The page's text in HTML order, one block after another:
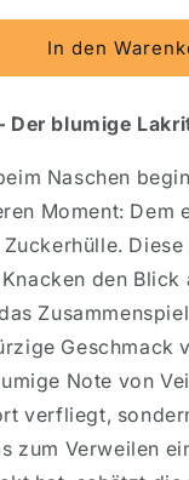
Menge
Haribo
Lakritz
g
In den
Der blumige
Naschen
Moment: Dem
den
Note von
verfliegt,
zum Verweilen